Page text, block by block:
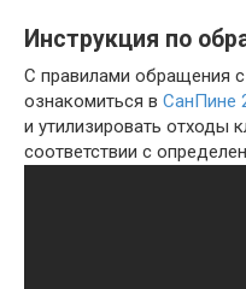
Инструкция по
С правилами обращения
ознакомиться в СанПине
и утилизировать отходы
соответствии с